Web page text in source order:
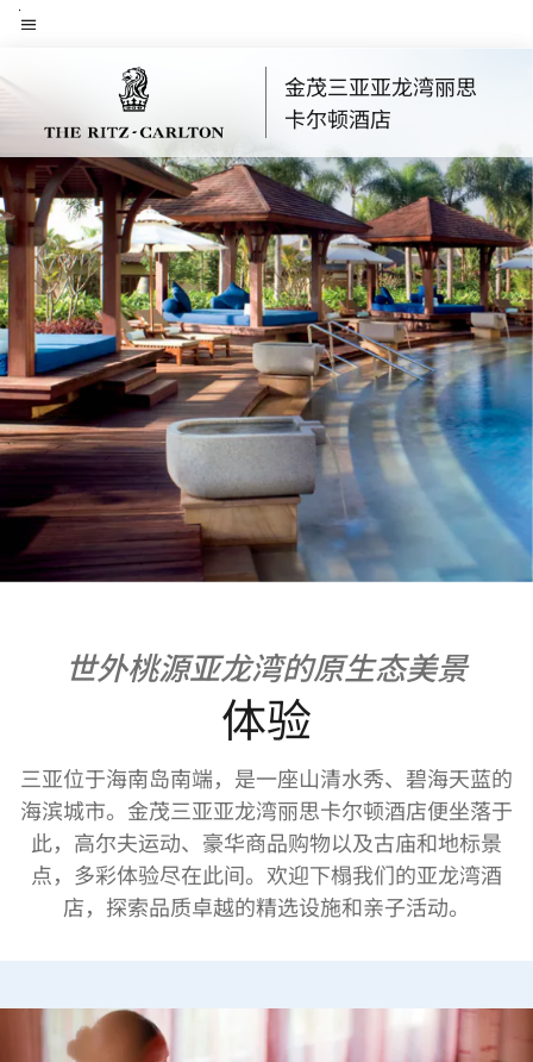
Skip
金茂三亚亚龙湾丽思
卡尔顿酒店
世外桃源亚龙湾的原生态美景
体验
三亚位于海南岛南端，是一座山清水秀、碧海天蓝的
海滨城市。金茂三亚亚龙湾丽思卡尔顿酒店便坐落于
此，高尔夫运动、豪华商品购物以及古庙和地标景
点，多彩体验尽在此间。欢迎下榻我们的亚龙湾酒
店，探索品质卓越的精选设施和亲子活动。